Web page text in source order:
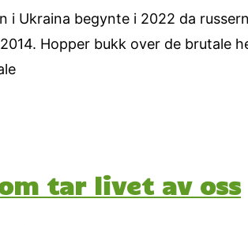
i Ukraina begynte i 2022 da
Hopper bukk over de brutale
tar livet av oss